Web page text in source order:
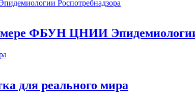
ФБУН ЦНИИ Эпидемиологии
для реального мира